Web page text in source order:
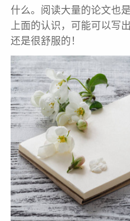
什么。阅读大量的论文也
上面的认识，可能可以写
还是很舒服的！